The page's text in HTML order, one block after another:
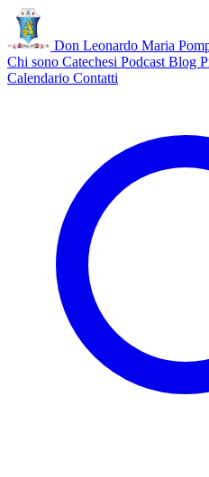
Don Leonardo Maria
Chi sono Catechesi Podcast Blog
Calendario Contatti